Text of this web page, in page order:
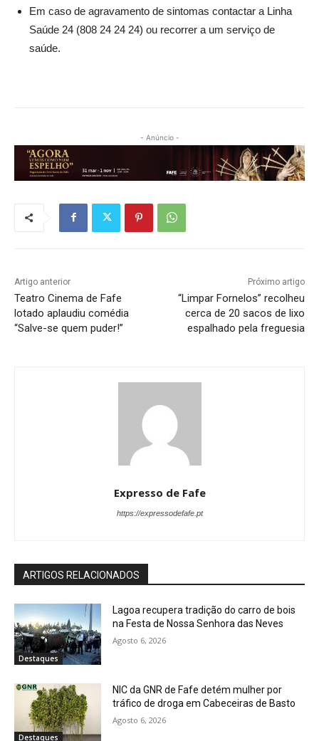
Em caso de agravamento de sintomas contactar a Linha
Saúde 24 (808 24 24 24) ou recorrer a um serviço de
saúde.
- Anúncio -
Artigo anterior
Teatro Cinema de Fafe
lotado aplaudiu comédia
“Salve-se quem puder!”
Próximo artigo
“Limpar Fornelos” recolheu
cerca de 20 sacos de lixo
espalhado pela freguesia
Expresso de Fafe
https://expressodefafe.pt
ARTIGOS RELACIONADOS
Destaques
Lagoa recupera tradição do carro de bois
na Festa de Nossa Senhora das Neves
Agosto 6, 2026
Destaques
NIC da GNR de Fafe detém mulher por
tráfico de droga em Cabeceiras de Basto
Agosto 6, 2026